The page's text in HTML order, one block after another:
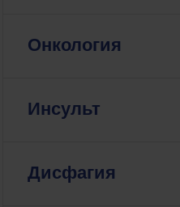
Онкология
Инсульт
Дисфагия